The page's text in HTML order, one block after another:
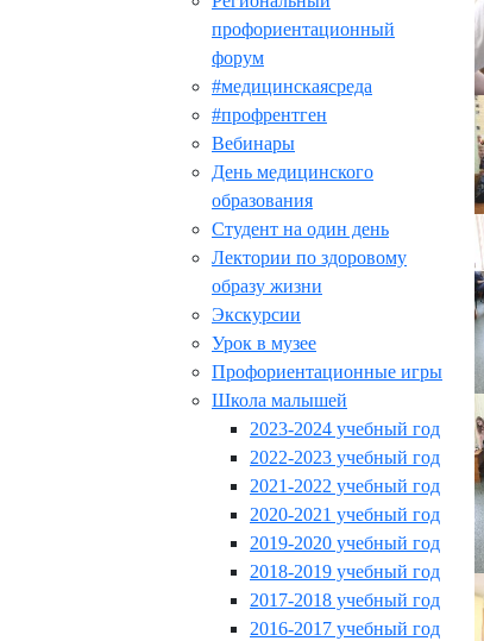
профориентационный
форум
#медицинскаясреда
#профрентген
Вебинары
День медицинского
образования
Студент на один день
Лектории по здоровому
образу жизни
Экскурсии
Урок в музее
Профориентационные игры
Школа малышей
2023-2024 учебный год
2022-2023 учебный год
2021-2022 учебный год
2020-2021 учебный год
2019-2020 учебный год
2018-2019 учебный год
2017-2018 учебный год
2016-2017 учебный год